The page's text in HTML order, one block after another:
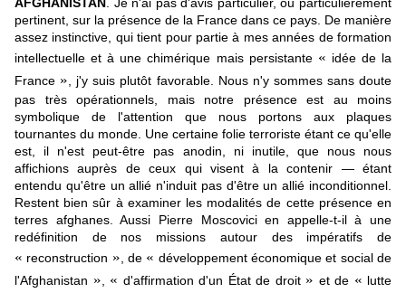
pertinent, sur la présence de la France dans ce pays. De manière
assez instinctive, qui tient pour partie à mes années de formation
intellectuelle et à une chimérique mais persistante « idée de la
France » , j'y suis plutôt favorable. Nous n'y sommes sans doute
pas très opérationnels, mais notre présence est au moins
symbolique de l'attention que nous portons aux plaques
tournantes du monde. Une certaine folie terroriste étant ce qu'elle
est, il n'est peut-être pas anodin, ni inutile, que nous nous
affichions auprès de ceux qui visent à la contenir — étant
entendu qu'être un allié n'induit pas d'être un allié inconditionnel.
Restent bien sûr à examiner les modalités de cette présence en
terres afghanes. Aussi Pierre Moscovici en appelle-t-il à une
redéfinition de nos missions autour des impératifs de
« reconstruction » , de « développement économique et social de
l'Afghanistan » « d'affirmation d'un État de droit » et de « lutte